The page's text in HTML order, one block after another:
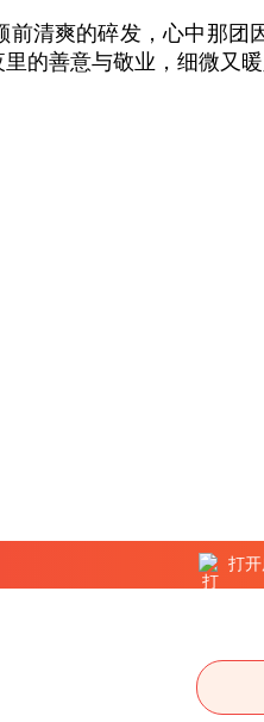
清爽的碎发，心中那
的善意与敬业，细微又
打